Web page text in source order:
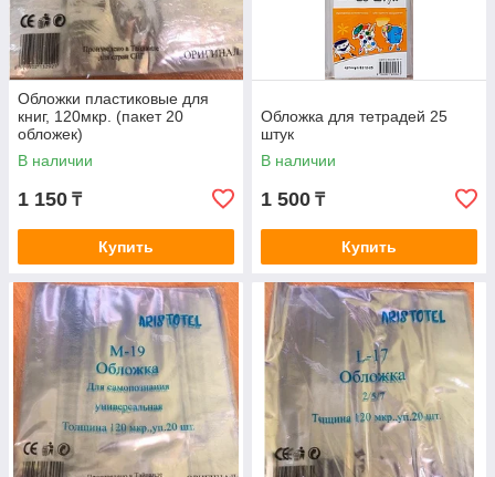
Обложки пластиковые для
книг, 120мкр. (пакет 20
обложек)
В наличии
1 150 ₸
Купить
Обложка для тетрадей 25
штук
В наличии
1 500 ₸
Купить